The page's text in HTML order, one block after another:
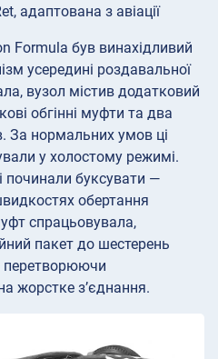
адаптована з авіації
Formula був винахідливий
усередині роздавальної
вузол містив додатковий
обгінні муфти та два
За нормальних умов ці
у холостому режимі.
починали буксувати —
обертання
спрацьовувала,
пакет до шестерень
перетворюючи
жорстке з’єднання.